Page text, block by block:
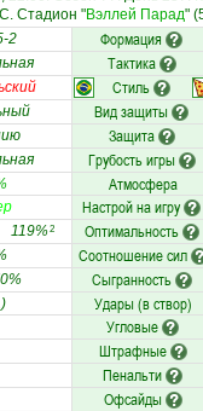
Стадион "Вэллей Парад"
2 Формация
Тактика
Стиль
Вид защиты
Защита
Грубость игры
Атмосфера
Настрой на игру
119%2 Оптимальность
Соотношение сил
Сыгранность
Удары (в створ)
Угловые
Штрафные
Пенальти
Офсайды